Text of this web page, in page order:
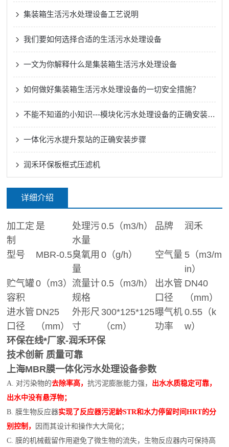
集装箱生活污水处理设备工艺说明
我们要如何选择合适的生活污水处理设备
一文为你解释什么是集装箱生活污水处理设备
如何做好集装箱生活污水处理设备的一切安全措施？
不能不知道的小知识---模块化污水处理设备的正确安装方法
一体化污水提升泵站的正确安装步骤
润禾环保板框式压滤机
详细介绍
加工定
制
是
处理污
水量
0.5（m3/h） 品牌 润禾
型号 MBR-0.5臭氧用
量
0（g/h） 空气量 5（m3/m
in）
贮气罐
容积
0（m3） 流量计
规格
0.5（m3/h）
出水管
口径
DN40
（mm）
进水管
口径
DN25
（mm）
外形尺
寸
300*125*125
（cm）
曝气机
功率
0.55（k
w）
环保在线*厂家-润禾环保
技术创新 质量可靠
上海MBR膜一体化污水处理设备参数
A. 对污染物的去除率高，抗污泥膨胀能力强， 出水水质稳定可靠，
出水中没有悬浮物；
B. 膜生物反应器实现了反应器污泥龄STR和水力停留时间HRT的分
别控制，
因而其设计和操作大大简化；
C. 膜的机械截留作用避免了微生物的流失，生物反应器内可保持高